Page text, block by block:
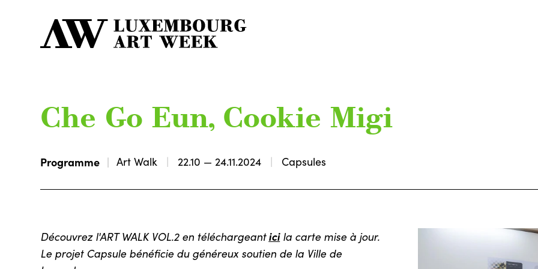
Che Go Eun, Cookie Migi
Programme Art Walk 22.10 — 24.11.2024 Capsules
Découvrez l'ART WALK VOL.2 en téléchargeanticila carte mise à jour.
Le projet Capsule bénéficie du généreux soutien de la Ville de